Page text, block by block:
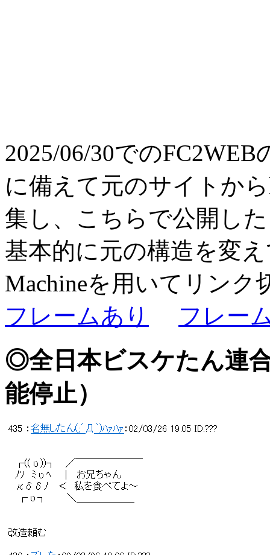
2025/06/30での
に備えて元のサイトか
集し、こちらで公開し
基本的に元の構造を変
Machineを用いてリンク
フレームあり
フレー
◎全日本ビスケたん連
能停止）